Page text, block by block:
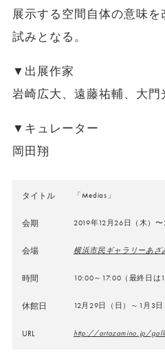
展示する空間自体の意味を
試みとなる。
▼出展作家
岩崎広大、遠藤祐輔、大門
▼キュレーター
岡田翔
タイトル 「Medias」
会期 2019年12月26日（木）
会場 横浜市民ギャラリーあざ
時間 10:00～17:00（最終日は
休館日 12月29日（日）～1月3日
URL http://artazamino.jp/